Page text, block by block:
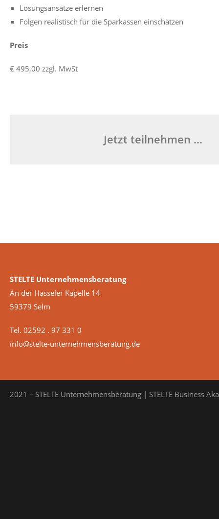
Lösungsansätze erlernen
Folgen realistisch für die Sparkassen einschätzen
Preis
€ 495,00 zzgl. MwSt
Jetzt teilnehmen …
STELTE Unternehmensberatung
An der Hasseler Kapelle 14
59379 Selm
Tel. 02592 . 97 331 0
info@stelte-unternehmensberatung.de
2021 – STELTE Unternehmensberatung | STELTE Business